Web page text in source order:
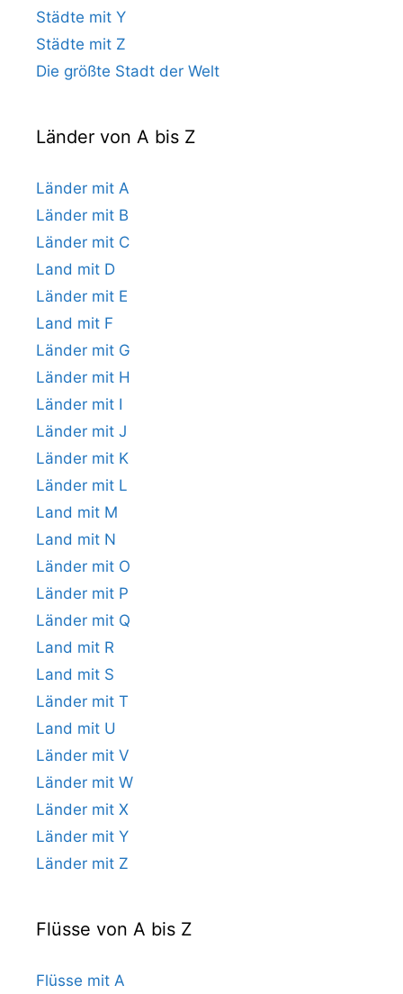
Städte mit Y
Städte mit Z
Die größte Stadt der Welt
Länder von A bis Z
Länder mit A
Länder mit B
Länder mit C
Land mit D
Länder mit E
Land mit F
Länder mit G
Länder mit H
Länder mit I
Länder mit J
Länder mit K
Länder mit L
Land mit M
Land mit N
Länder mit O
Länder mit P
Länder mit Q
Land mit R
Land mit S
Länder mit T
Land mit U
Länder mit V
Länder mit W
Länder mit X
Länder mit Y
Länder mit Z
Flüsse von A bis Z
Flüsse mit A